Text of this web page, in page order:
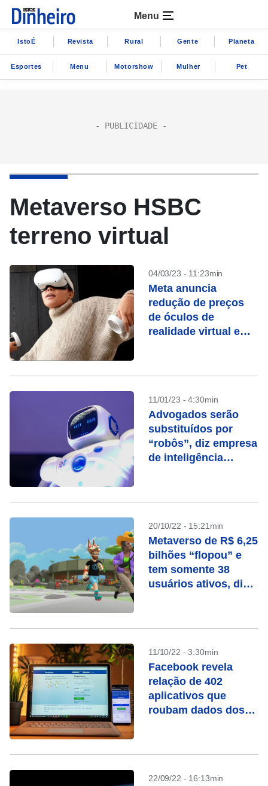
Menu
IstoÉ Revista Rural Gente Planeta
Esportes Menu Motorshow Mulher Pet
Metaverso HSBC
terreno virtual
04/03/23 - 11:23min
Meta anuncia
redução de preços
de óculos de
realidade virtual em
11/01/23 - 4:30min
Advogados serão
substituídos por
“robôs”, diz empresa
de inteligência
20/10/22 - 15:21min
Metaverso de R$ 6,25
bilhões “flopou” e
tem somente 38
usuários ativos, diz
11/10/22 - 3:30min
Facebook revela
relação de 402
aplicativos que
roubam dados dos
22/09/22 - 16:13min